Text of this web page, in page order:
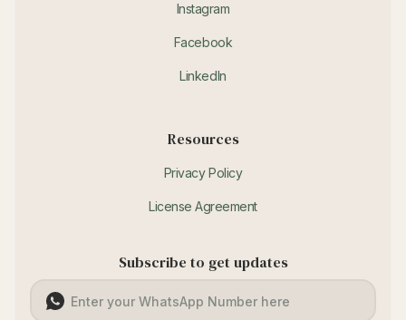
Instagram
Facebook
LinkedIn
Resources
Privacy Policy
License Agreement
Subscribe to get updates